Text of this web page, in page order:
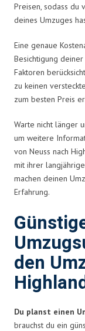
Preisen, sodass du
deines Umzuges
Eine genaue
Besichtigung
Faktoren
zu keinen
zum besten Preis
Warte nicht länger
um weitere
von Neuss nach
mit ihrer
machen deinen
Erfahrung.
den
Du planst einen
brauchst du ein